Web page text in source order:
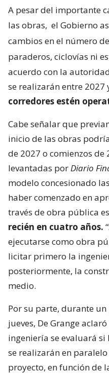
A pesar del importante
las obras, el Gobierno
cambios en el número
paraderos, ciclovías ni
acuerdo con la
se realizarán entre 2027
corredores estén
Cabe señalar que
inicio de las obras
de 2027 o comienzos de
levantadas porDiario
modelo concesionado
haber comenzado en
través de obra pública
recién en cuatro años.
ejecutarse como obra
licitar primero la
posteriormente, la
medio.
Por su parte, durante
jueves, De Grange
ingeniería se evaluará
se realizarán en paralelo
proyecto, en función de